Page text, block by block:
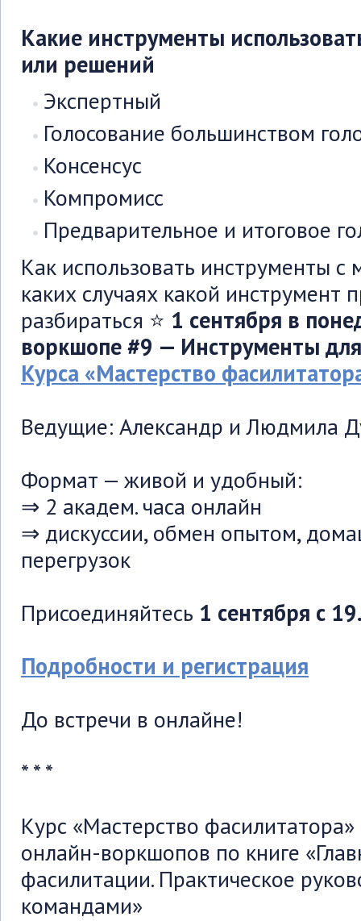
Какие инструменты
или решений
Экспертный
Голосование большинством
Консенсус
Компромисс
Предварительное и итоговое
Как использовать инструменты с
каких случаях какой инструмент
разбираться ⭐ 1 сентября в
воркшопе #9 — Инструменты
Курса «Мастерство
Ведущие: Александр и Людмила
Формат — живой и удобный:
⇒ 2 академ. часа онлайн
⇒ дискуссии, обмен опытом,
перегрузок
Присоединяйтесь 1 сентября с
Подробности и регистрация
До встречи в онлайне!
* * *
Курс «Мастерство
онлайн-воркшопов по книге
фасилитации. Практическое
командами»